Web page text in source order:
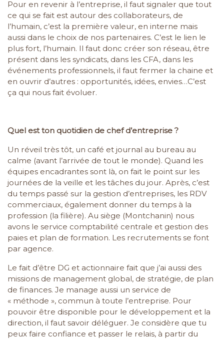
Pour en revenir à l’entreprise, il faut signaler que tout
ce qui se fait est autour des collaborateurs, de
l’humain, c’est la première valeur, en interne mais
aussi dans le choix de nos partenaires. C’est le lien le
plus fort, l’humain. Il faut donc créer son réseau, être
présent dans les syndicats, dans les CFA, dans les
événements professionnels, il faut fermer la chaine et
en ouvrir d’autres : opportunités, idées, envies…C’est
ça qui nous fait évoluer.
Quel est ton quotidien de chef d’entreprise ?
Un réveil très tôt, un café et journal au bureau au
calme (avant l’arrivée de tout le monde). Quand les
équipes encadrantes sont là, on fait le point sur les
journées de la veille et les tâches du jour. Après, c’est
du temps passé sur la gestion d’entreprises, les RDV
commerciaux, également donner du temps à la
profession (la filière). Au siège (Montchanin) nous
avons le service comptabilité centrale et gestion des
paies et plan de formation. Les recrutements se font
par agence.
Le fait d’être DG et actionnaire fait que j’ai aussi des
missions de management global, de stratégie, de plan
de finances. Je manage aussi un service de
« méthode », commun à toute l’entreprise. Pour
pouvoir être disponible pour le développement et la
direction, il faut savoir déléguer. Je considère que tu
peux faire confiance et passer le relais, à partir du